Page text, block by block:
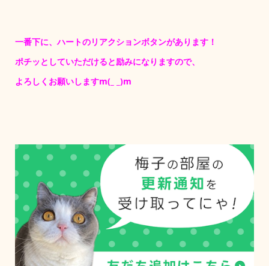
一番下に、ハートのリアクションボタンがあります！
ポチッとしていただけると励みになりますので、
よろしくお願いしますm(_ _)m